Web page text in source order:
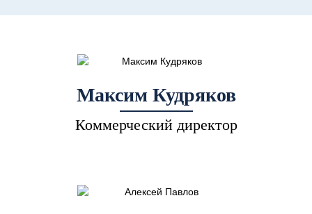
Максим Кудряков
Коммерческий директор